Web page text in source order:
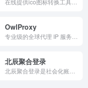
OwlProxy
北辰聚合登录